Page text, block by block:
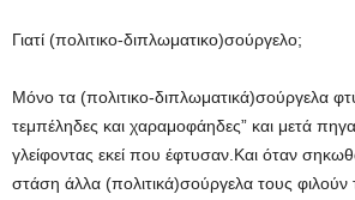
Γιατί (πολιτικο-διπλωματικο)σούργελο;
Μόνο τα (πολιτικο-διπλωματικά)σούργελα
τεμπέληδες και χαραμοφάηδες” και μετά
γλείφοντας εκεί που έφτυσαν.Και όταν
στάση άλλα (πολιτικά)σούργελα τους φιλούν